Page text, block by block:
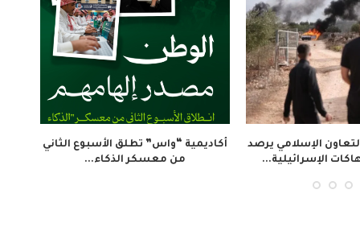
ورشة تدريبية حول الصحافة
لتعزيز الوصول...
الإذاعة الجزائرية تحيي اليوم الوطني
للجيش بندوة تؤكد...